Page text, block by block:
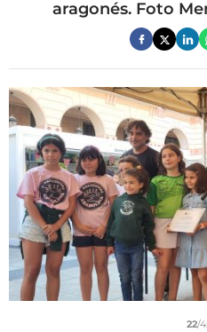
aragonés. Foto
22/